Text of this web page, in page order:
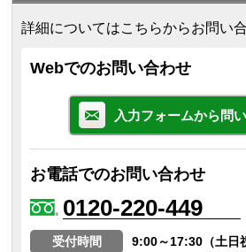
詳細についてはこちらからお問い
Webでのお問い合わせ
入力フォームから問
お電話でのお問い合わせ
0120-220-449
受付時間
9:00～17:30（土日